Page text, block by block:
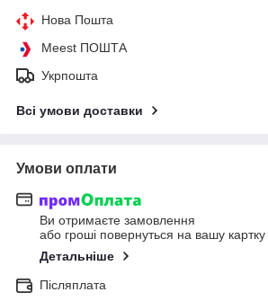
Нова Пошта
Meest ПОШТА
Укрпошта
Всі умови доставки
Умови оплати
Ви отримаєте замовлення
або гроші повернуться на вашу картку
Детальніше
Післяплата